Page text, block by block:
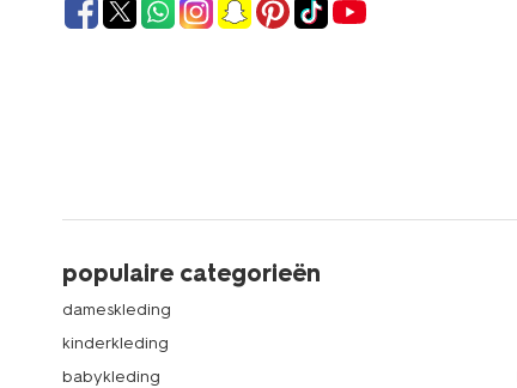
populaire categorieën
dameskleding
kinderkleding
babykleding